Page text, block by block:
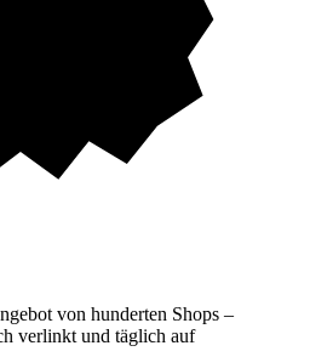
von hunderten Shops –
verlinkt und täglich auf